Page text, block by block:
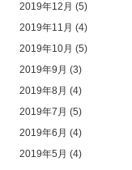
2019年12月 (5)
2019年11月 (4)
2019年10月 (5)
2019年9月 (3)
2019年8月 (4)
2019年7月 (5)
2019年6月 (4)
2019年5月 (4)